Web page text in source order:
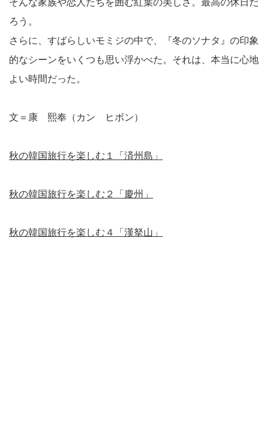
ろう。
さらに、すばらしいモミジの中で、『冬のソナタ』の印象
的なシーンをいくつも思い浮かべた。それは、本当に心地
よい時間だった。
文＝康 熙奉（カン ヒボン）
秋の韓国旅行を楽しむ１「済州島」
秋の韓国旅行を楽しむ２「慶州」
秋の韓国旅行を楽しむ４「漢拏山」